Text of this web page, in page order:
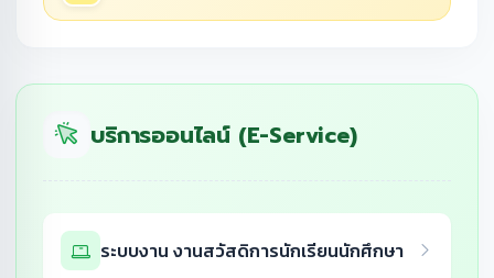
บริการออนไลน์ (E-Service)
ระบบงาน งานสวัสดิการนักเรียนนักศึกษา